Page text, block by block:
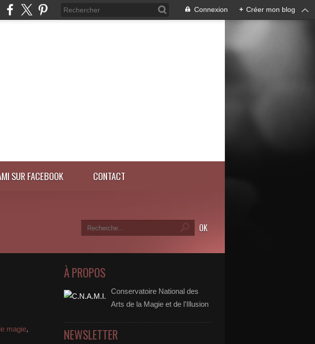
Connexion + Créer mon blog
SUR FACEBOOK CONTACT
magie,
À PROPOS
Conservatoire National des
Arts de la Magie et de l'Illusion
NEWSLETTER